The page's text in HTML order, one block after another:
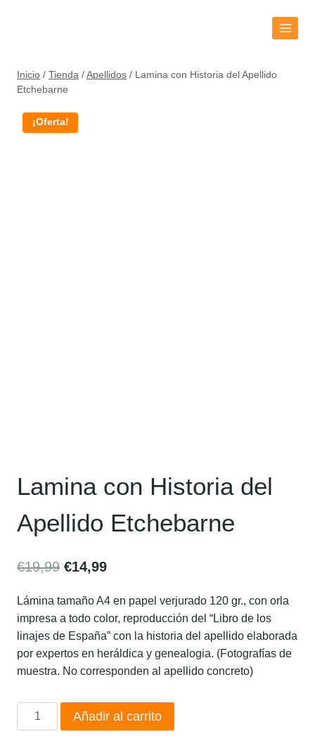
Inicio / Tienda / Apellidos / Lamina con Historia del Apellido
Etchebarne
¡Oferta!
Lamina con Historia del
Apellido Etchebarne
€19,99 €14,99
Lámina tamaño A4 en papel verjurado 120 gr., con orla
impresa a todo color, reproducción del “Libro de los
linajes de España” con la historia del apellido elaborada
por expertos en heráldica y genealogia. (Fotografías de
muestra. No corresponden al apellido concreto)
Añadir al carrito